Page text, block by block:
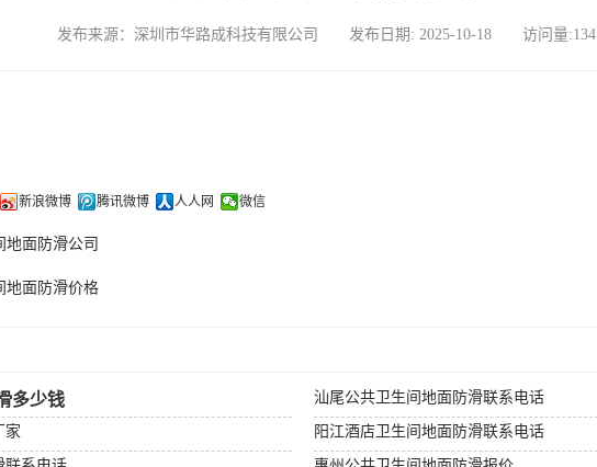
发布来源：深圳市华路成科技有限公司 发布日期: 2025-10-18 访问量:134
新浪微博 腾讯微博 人人网 微信
面防滑公司
地面防滑价格
多少钱 汕尾公共卫生间地面防滑联系电话
家 阳江酒店卫生间地面防滑联系电话